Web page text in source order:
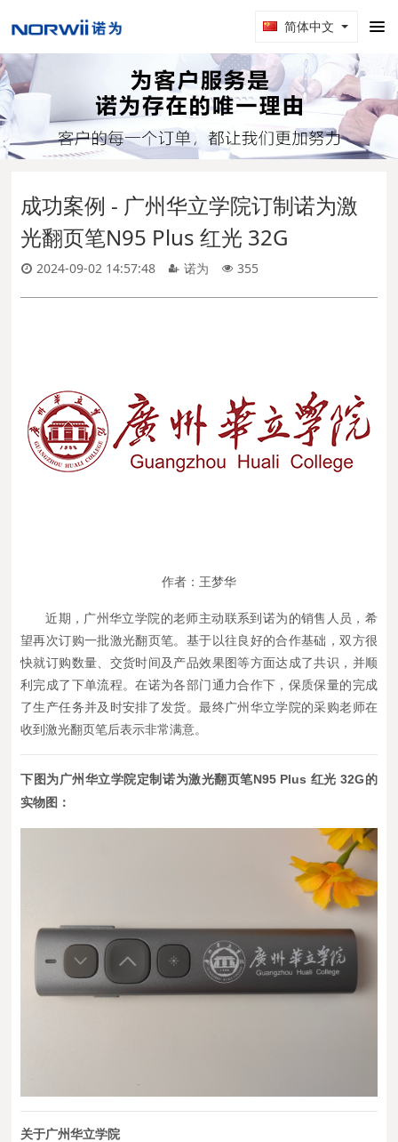
简体中文
成功案例 - 广州华立学院订制诺为激
光翻页笔N95 Plus 红光 32G
2024-09-02 14:57:48 诺为 355
作者：王梦华
近期，广州华立学院的老师主动联系到诺为的销售人员，希
望再次订购一批激光翻页笔。基于以往良好的合作基础，双方很
快就订购数量、交货时间及产品效果图等方面达成了共识，并顺
利完成了下单流程。在诺为各部门通力合作下，保质保量的完成
了生产任务并及时安排了发货。最终广州华立学院的采购老师在
收到激光翻页笔后表示非常满意。
下图为广州华立学院定制诺为激光翻页笔N95 Plus 红光 32G的
实物图：
关于广州华立学院